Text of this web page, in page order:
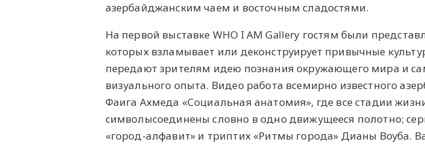
азербайджанским чаем и восточным сладостями.
На первой выставке WHO I AM Gallery гостям были
которых взламывает или деконструирует привычные
передают зрителям идею познания окружающего мира и
визуального опыта. Видео работа всемирно известного
Фаига Ахмеда «Социальная анатомия», где все стадии
символысоединены словно в одно движущееся полотно;
«город-алфавит» и триптих «Ритмы города» Дианы Воуба.